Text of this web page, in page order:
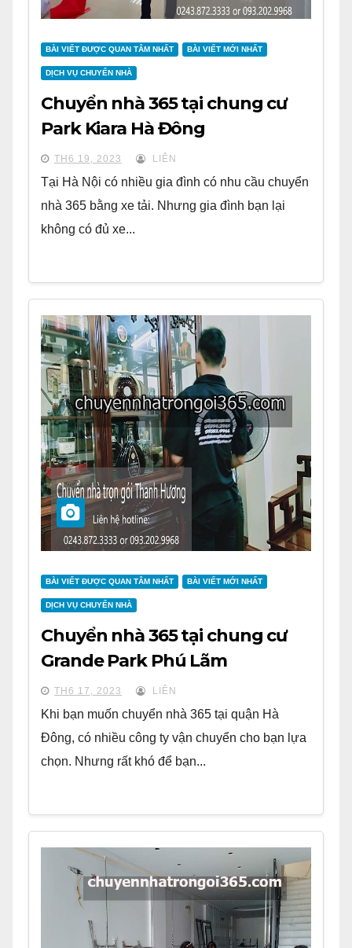
BÀI VIẾT ĐƯỢC QUAN TÂM NHẤT BÀI VIẾT MỚI NHẤT
DỊCH VỤ CHUYỂN NHÀ
Chuyển nhà 365 tại chung cư
Park Kiara Hà Đông
TH6 19, 2023 LIÊN
Tại Hà Nội có nhiều gia đình có nhu cầu chuyển
nhà 365 bằng xe tải. Nhưng gia đình bạn lại
không có đủ xe...
BÀI VIẾT ĐƯỢC QUAN TÂM NHẤT BÀI VIẾT MỚI NHẤT
DỊCH VỤ CHUYỂN NHÀ
Chuyển nhà 365 tại chung cư
Grande Park Phú Lãm
TH6 17, 2023 LIÊN
Khi bạn muốn chuyển nhà 365 tại quận Hà
Đông, có nhiều công ty vận chuyển cho bạn lựa
chọn. Nhưng rất khó để bạn...